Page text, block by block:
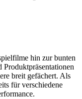
hin zur bunten
breit gefächert. Als
für verschiedene